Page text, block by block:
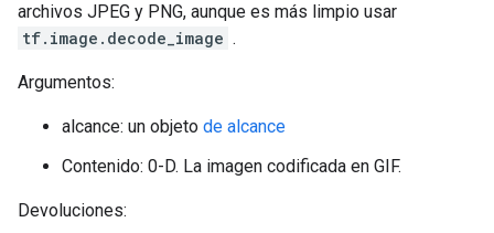
archivos JPEG y PNG, aunque es más limpio usar
tf.image.decode_image .
Argumentos:
alcance: un objeto de alcance
Contenido: 0-D. La imagen codificada en GIF.
Devoluciones: